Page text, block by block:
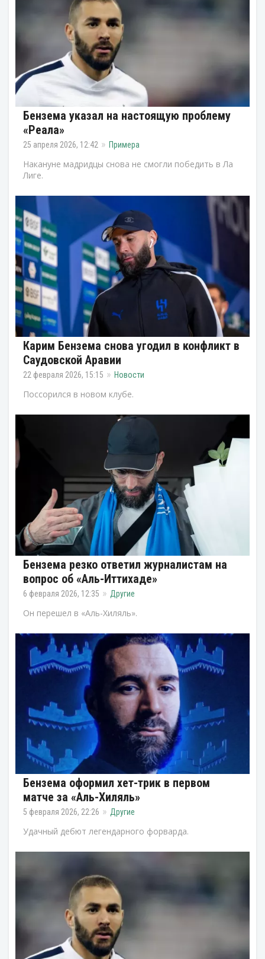
Бензема указал на настоящую проблему
«Реала»
25 апреля 2026, 12:42 Примера
Накануне мадридцы снова не смогли победить в Ла
Лиге.
Карим Бензема снова угодил в конфликт в
Саудовской Аравии
22 февраля 2026, 15:15 Новости
Поссорился в новом клубе.
Бензема резко ответил журналистам на
вопрос об «Аль-Иттихаде»
6 февраля 2026, 12:35 Другие
Он перешел в «Аль-Хиляль».
Бензема оформил хет-трик в первом
матче за «Аль-Хиляль»
5 февраля 2026, 22:26 Другие
Удачный дебют легендарного форварда.